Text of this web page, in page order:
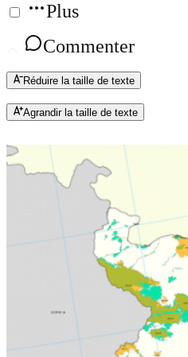
Plus
Commenter
Réduire la taille de texte
Agrandir la taille de texte